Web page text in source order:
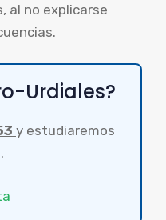
al no explicarse
Urdiales?
y estudiaremos